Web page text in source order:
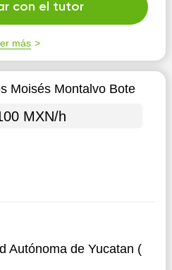
con el tutor
más
Moisés Montalvo Bote
MXN/h
Autónoma de Yucatan (